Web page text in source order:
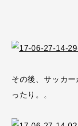
その後、サッカ
ったり。。